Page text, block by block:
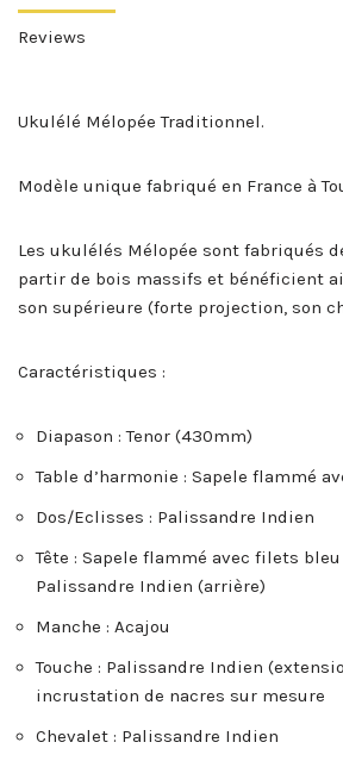
Reviews
Ukulélé Mélopée Traditionnel.
Modèle unique fabriqué en France à
Les ukulélés Mélopée sont fabriqués
partir de bois massifs et bénéficient
son supérieure (forte projection, son
Caractéristiques :
Diapason : Tenor (430mm)
Table d’harmonie : Sapele flammé
Dos/Eclisses : Palissandre Indien
Tête : Sapele flammé avec filets
Palissandre Indien (arrière)
Manche : Acajou
Touche : Palissandre Indien
incrustation de nacres sur mesure
Chevalet : Palissandre Indien